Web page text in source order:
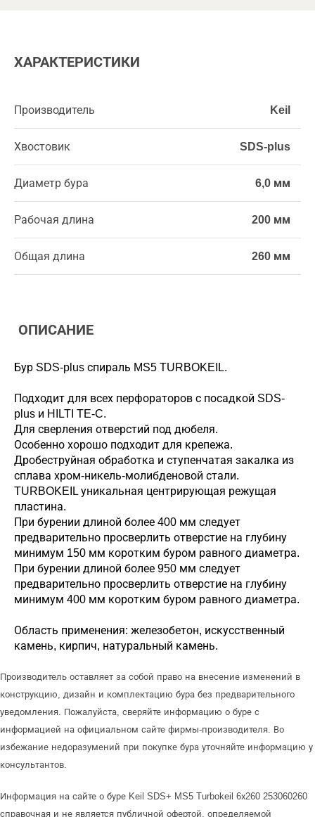
ХАРАКТЕРИСТИКИ
Производитель Keil
Хвостовик SDS-plus
Диаметр бура 6,0 мм
Рабочая длина 200 мм
Общая длина 260 мм
ОПИСАНИЕ
Бур SDS-plus спираль MS5 TURBOKEIL.
Подходит для всех перфораторов с посадкой SDS-
plus и HILTI TE-C.
Для сверления отверстий под дюбеля.
Особенно хорошо подходит для крепежа.
Дробеструйная обработка и ступенчатая закалка из
сплава хром-никель-молибденовой стали.
TURBOKEIL уникальная центрирующая режущая
пластина.
При бурении длиной более 400 мм следует
предварительно просверлить отверстие на глубину
минимум 150 мм коротким буром равного диаметра.
При бурении длиной более 950 мм следует
предварительно просверлить отверстие на глубину
минимум 400 мм коротким буром равного диаметра.
Область применения: железобетон, искусственный
камень, кирпич, натуральный камень.
Производитель оставляет за собой право на внесение изменений в
конструкцию, дизайн и комплектацию бура без предварительного
уведомления. Пожалуйста, сверяйте информацию о буре с
информацией на официальном сайте фирмы-производителя. Во
избежание недоразумений при покупке бура уточняйте информацию у
консультантов.
Информация на сайте о буре Keil SDS+ MS5 Turbokeil 6х260 253060260
справочная и не является публичной офертой, определяемой